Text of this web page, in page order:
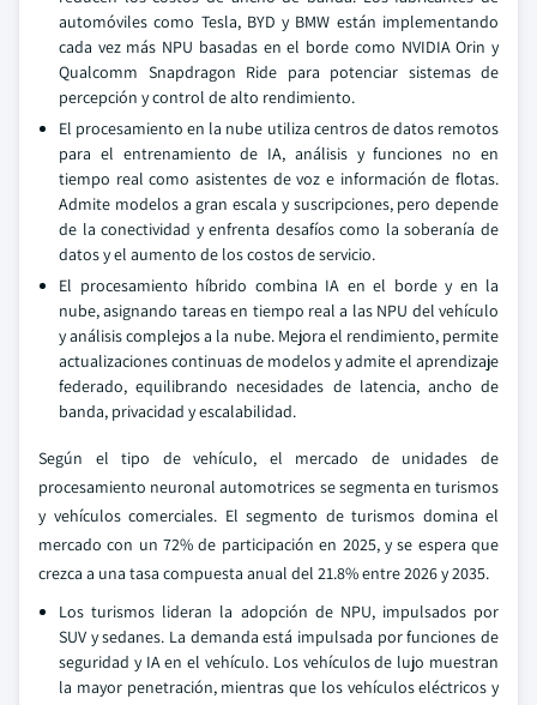
automóviles como Tesla, BYD y BMW están implementando
cada vez más NPU basadas en el borde como NVIDIA Orin y
Qualcomm Snapdragon Ride para potenciar sistemas de
percepción y control de alto rendimiento.
El procesamiento en la nube utiliza centros de datos remotos
para el entrenamiento de IA, análisis y funciones no en
tiempo real como asistentes de voz e información de flotas.
Admite modelos a gran escala y suscripciones, pero depende
de la conectividad y enfrenta desafíos como la soberanía de
datos y el aumento de los costos de servicio.
El procesamiento híbrido combina IA en el borde y en la
nube, asignando tareas en tiempo real a las NPU del vehículo
y análisis complejos a la nube. Mejora el rendimiento, permite
actualizaciones continuas de modelos y admite el aprendizaje
federado, equilibrando necesidades de latencia, ancho de
banda, privacidad y escalabilidad.
Según el tipo de vehículo, el mercado de unidades de
procesamiento neuronal automotrices se segmenta en turismos
y vehículos comerciales. El segmento de turismos domina el
mercado con un 72% de participación en 2025, y se espera que
crezca a una tasa compuesta anual del 21.8% entre 2026 y 2035.
Los turismos lideran la adopción de NPU, impulsados por
SUV y sedanes. La demanda está impulsada por funciones de
seguridad y IA en el vehículo. Los vehículos de lujo muestran
la mayor penetración, mientras que los vehículos eléctricos y